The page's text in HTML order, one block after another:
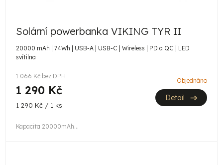
Solární powerbanka VIKING TYR II
20000 mAh | 74Wh | USB-A | USB-C | Wireless | PD a QC | LED
svítilna
1 066 Kč bez DPH
1 290 Kč
Měrná
1 290 Kč / 1 ks
Objednáno
Detail
Kapacita 20000mAh...